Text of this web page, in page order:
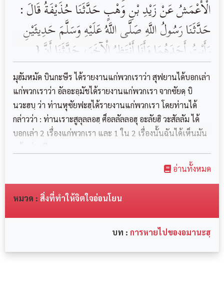
‏‏الْأَعْمَشُ ‏عَنْ ‏زَيْدِ بْنِ وَهْبٍ ‏‏حَدَّثَنَا ‏‏حُذَيْفَةُ ‏قَالَ :‏
‏حَدَّثَنَا رَسُولُ اللَّهِ‏ ‏صَلَّى اللَّهُ عَلَيْهِ وَسَلَّمَ ‏حَدِيثَيْنِ
رَأَيْتُ أَحَدَهُمَا وَأَنَا أَنْتَظِرُ الْآخَرَ، حَدَّثَنَا ‏‏أَنَّ {
الْأَمَانَةَ نَزَلَتْ فِي جَذْرِ قُلُوبِ الرِّجَالِ، ثُمَّ عَلِمُوا
مِنْ الْقُرْآنِ ثُمَّ عَلِمُوا مِنْ السُّنَّةِ } وَحَدَّثَنَا عَنْ
رَفْعِهَا قَالَ { يَنَامُ الرَّجُلُ النَّوْمَةَ فَتُقْبَضُ الْأَمَانَةُ مِنْ
قَلْبِهِ فَيَظَلُّ أَثَرُهَا مِثْلَ أَثَرِ‏ ‏الْوَكْتِ، ‏ثُمَّ يَنَامُ النَّوْمَةَ
عَلَى رِجْلِكَ، ‏فَنَفِطَ‏ ‏فَتَرَاهُ مُنْتَبِرًا وَلَيْسَ فِيهِ شَيْءٌ،
فَيُصْبِحُ النَّاسُ يَتَبَايَعُونَ فَلَا يَكَادُ أَحَدٌ يُؤَدِّي
وَيُقَالُ لِلرَّجُلِ : مَا أَعْقَلَهُ وَمَا أَظْرَفَهُ وَمَا أَجْلَدَهُ،
وَمَا فِي قَلْبِهِ مِثْقَالُ حَبَّةِ خَرْدَلٍ مِنْ إِيمَانٍ } وَلَقَدْ
มุฮัมหมัด บินกะษีร ได้รายงานแก่พวกเราว่า สุฟยานได้บอกเล่า
แก่พวกเราว่า อัลอะอฺมัชได้รายงานแก่พวกเรา จากซัยดฺ บิ
นวะฮบฺ ว่า ท่านหุซัยฟะฮฺได้รายงานแก่พวกเรา โดยท่านได้
กล่าวว่า : ท่านเราะสูลุลลอฮฺ ศ็อลลัลลอฮุ อะลัยฮิ วะสัลลัม ได้
บอกเล่า 2 เรื่องแก่พวกเรา และ 1 ใน 2 เรื่องนั้นฉันได้เห็นมัน
อ่านทั้งหมด
หมวด : สิ่งที่ทำให้จิตใจอ่อนโยน
บท : การหายไปของอมานะฮฺ